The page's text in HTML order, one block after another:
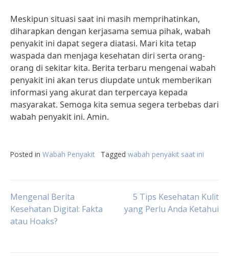
Meskipun situasi saat ini masih memprihatinkan,
diharapkan dengan kerjasama semua pihak, wabah
penyakit ini dapat segera diatasi. Mari kita tetap
waspada dan menjaga kesehatan diri serta orang-
orang di sekitar kita. Berita terbaru mengenai wabah
penyakit ini akan terus diupdate untuk memberikan
informasi yang akurat dan terpercaya kepada
masyarakat. Semoga kita semua segera terbebas dari
wabah penyakit ini. Amin.
Posted in Wabah Penyakit Tagged wabah penyakit saat ini
Post
navigation
Mengenal Berita
Kesehatan Digital: Fakta
atau Hoaks?
5 Tips Kesehatan Kulit
yang Perlu Anda Ketahui